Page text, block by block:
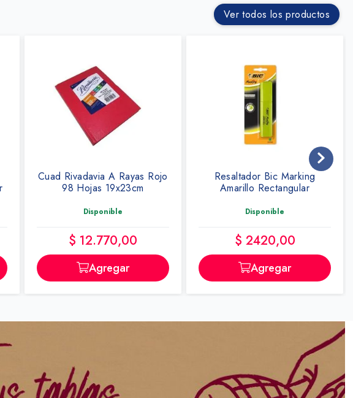
Ver todos los productos
Resaltador Bic Marking
Amarillo Rectangular
Disponible
$ 2420,00
Agregar
Resaltador Bic Marking Verde
Circ X Unidad
Disponible
$ 2590,00
Agregar